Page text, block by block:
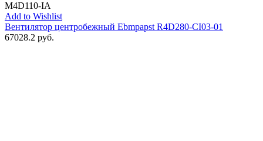
M4D110-IA
Add to Wishlist
Вентилятор центробежный Ebmpapst R4D280-CI03-01
67028.2 руб.